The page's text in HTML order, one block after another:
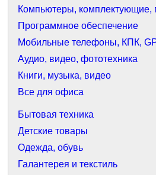
Компьютеры, комплектующие,
Программное обеспечение
Мобильные телефоны, КПК,
Аудио, видео, фототехника
Книги, музыка, видео
Все для офиса
Бытовая техника
Детские товары
Одежда, обувь
Галантерея и текстиль